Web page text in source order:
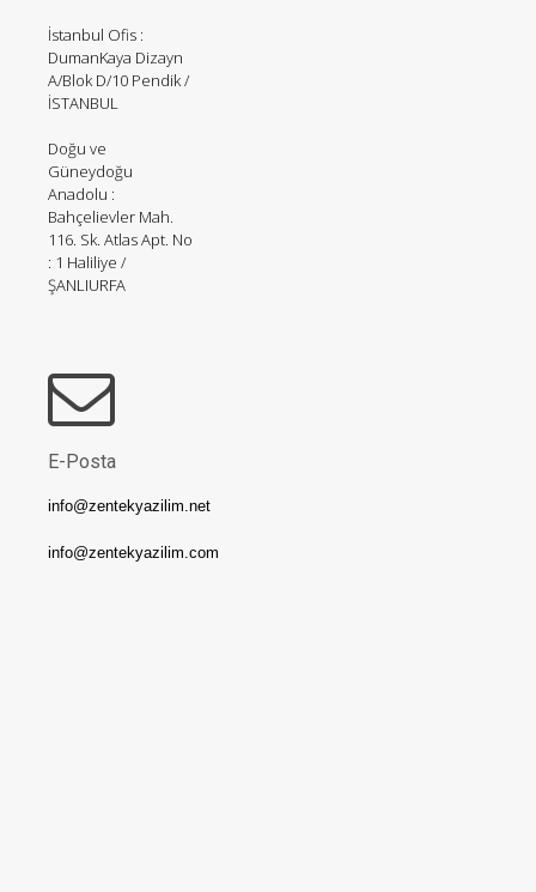
İstanbul Ofis :
DumanKaya Dizayn
A/Blok D/10 Pendik /
İSTANBUL
Doğu ve
Güneydoğu
Anadolu :
Bahçelievler Mah.
116. Sk. Atlas Apt. No
: 1 Haliliye /
ŞANLIURFA
E-Posta
info@zentekyazilim.net
info@zentekyazilim.com